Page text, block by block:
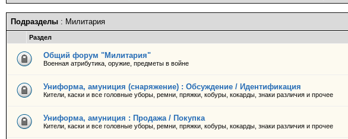
Подразделы : Милитария
Раздел
Общий форум "Милитария"
Военная атрибутика, оружие, предметы в войне
Униформа, амуниция (снаряжение) : Обсуждение / Идентификация
Кители, каски и все головные уборы, ремни, пряжки, кобуры, кокарды, знаки различия и прочее
Униформа, амуниция : Продажа / Покупка
Кители, каски и все головные уборы, ремни, пряжки, кобуры, кокарды, знаки различия и прочее